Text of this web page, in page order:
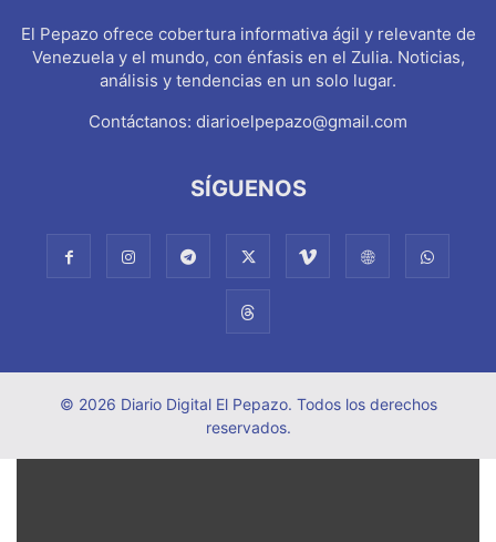
El Pepazo ofrece cobertura informativa ágil y relevante de
Venezuela y el mundo, con énfasis en el Zulia. Noticias,
análisis y tendencias en un solo lugar.
Contáctanos: diarioelpepazo@gmail.com
SÍGUENOS
© 2026 Diario Digital El Pepazo. Todos los derechos
reservados.